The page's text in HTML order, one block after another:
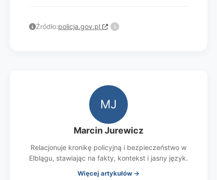
Źródło:policja.gov.pl i
MJ
Marcin Jurewicz
Relacjonuje kronikę policyjną i bezpieczeństwo w
Elblągu, stawiając na fakty, kontekst i jasny język.
Więcej artykułów →